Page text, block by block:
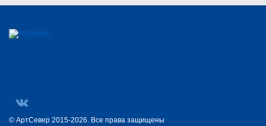
© АртСевер 2015-2026. Все права защищены